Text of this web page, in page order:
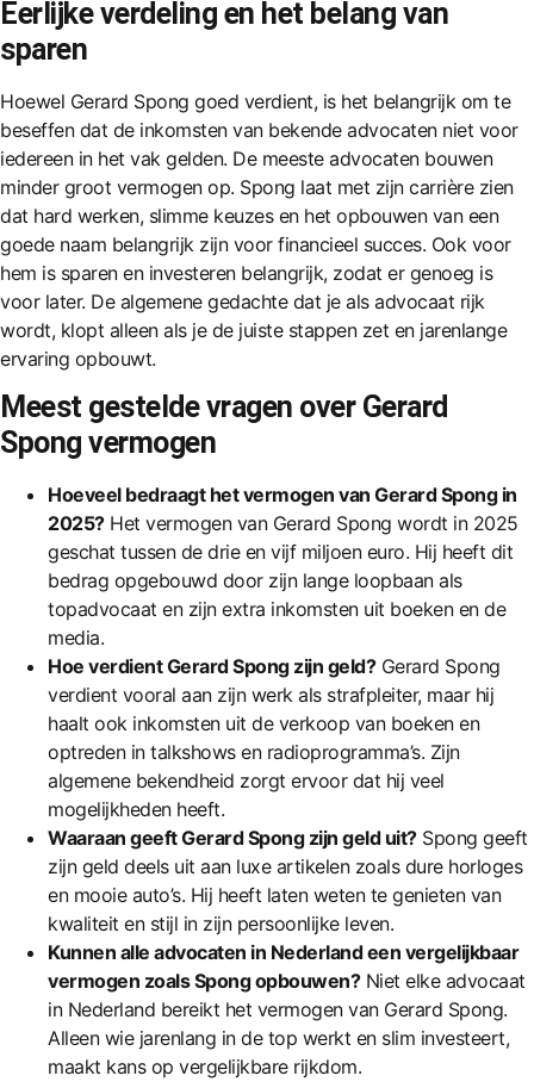
Eerlijke verdeling en het belang van
sparen
Hoewel Gerard Spong goed verdient, is het belangrijk om te
beseffen dat de inkomsten van bekende advocaten niet voor
iedereen in het vak gelden. De meeste advocaten bouwen
minder groot vermogen op. Spong laat met zijn carrière zien
dat hard werken, slimme keuzes en het opbouwen van een
goede naam belangrijk zijn voor financieel succes. Ook voor
hem is sparen en investeren belangrijk, zodat er genoeg is
voor later. De algemene gedachte dat je als advocaat rijk
wordt, klopt alleen als je de juiste stappen zet en jarenlange
ervaring opbouwt.
Meest gestelde vragen over Gerard
Spong vermogen
Hoeveel bedraagt het vermogen van Gerard Spong in
2025?Het vermogen van Gerard Spong wordt in 2025
geschat tussen de drie en vijf miljoen euro. Hij heeft dit
bedrag opgebouwd door zijn lange loopbaan als
topadvocaat en zijn extra inkomsten uit boeken en de
media.
Hoe verdient Gerard Spong zijn geld?Gerard Spong
verdient vooral aan zijn werk als strafpleiter, maar hij
haalt ook inkomsten uit de verkoop van boeken en
optreden in talkshows en radioprogramma’s. Zijn
algemene bekendheid zorgt ervoor dat hij veel
mogelijkheden heeft.
Waaraan geeft Gerard Spong zijn geld uit?Spong geeft
zijn geld deels uit aan luxe artikelen zoals dure horloges
en mooie auto’s. Hij heeft laten weten te genieten van
kwaliteit en stijl in zijn persoonlijke leven.
Kunnen alle advocaten in Nederland een vergelijkbaar
vermogen zoals Spong opbouwen?Niet elke advocaat
in Nederland bereikt het vermogen van Gerard Spong.
Alleen wie jarenlang in de top werkt en slim investeert,
maakt kans op vergelijkbare rijkdom.